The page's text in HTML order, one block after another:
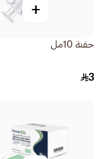
+
حقنة 10مل
3